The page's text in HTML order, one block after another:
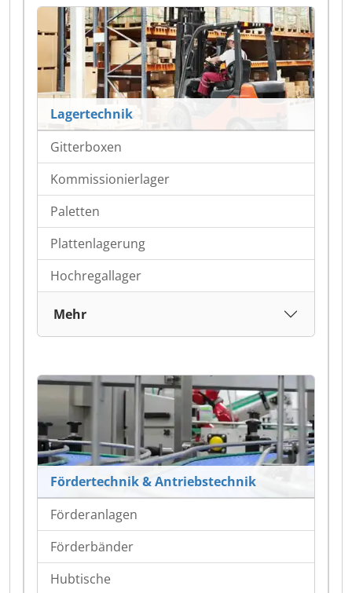
Lagertechnik
Gitterboxen
Kommissionierlager
Paletten
Plattenlagerung
Hochregallager
Mehr
Fördertechnik & Antriebstechnik
Förderanlagen
Förderbänder
Hubtische